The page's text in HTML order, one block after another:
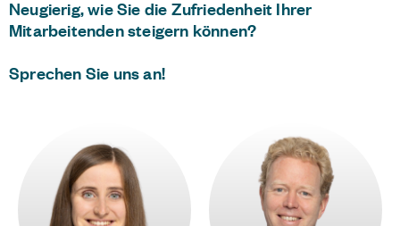
Neugierig, wie Sie die Zufriedenheit Ihrer
Mitarbeitenden steigern können?
Sprechen Sie uns an!